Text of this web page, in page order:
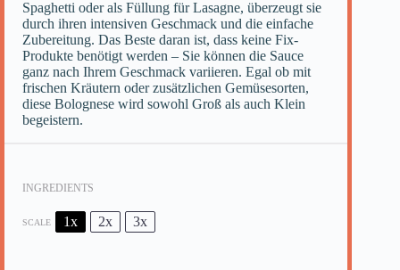
Spaghetti oder als Füllung für Lasagne, überzeugt sie
durch ihren intensiven Geschmack und die einfache
Zubereitung. Das Beste daran ist, dass keine Fix-
Produkte benötigt werden – Sie können die Sauce
ganz nach Ihrem Geschmack variieren. Egal ob mit
frischen Kräutern oder zusätzlichen Gemüsesorten,
diese Bolognese wird sowohl Groß als auch Klein
begeistern.
INGREDIENTS
SCALE 1x 2x 3x